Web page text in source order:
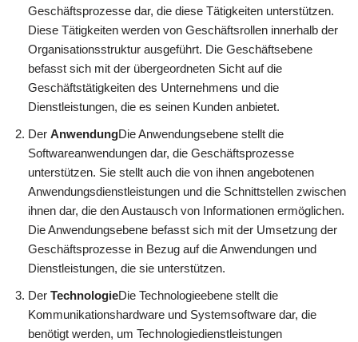
Geschäftsprozesse dar, die diese Tätigkeiten unterstützen.
Diese Tätigkeiten werden von Geschäftsrollen innerhalb der
Organisationsstruktur ausgeführt. Die Geschäftsebene
befasst sich mit der übergeordneten Sicht auf die
Geschäftstätigkeiten des Unternehmens und die
Dienstleistungen, die es seinen Kunden anbietet.
Der AnwendungDie Anwendungsebene stellt die
Softwareanwendungen dar, die Geschäftsprozesse
unterstützen. Sie stellt auch die von ihnen angebotenen
Anwendungsdienstleistungen und die Schnittstellen zwischen
ihnen dar, die den Austausch von Informationen ermöglichen.
Die Anwendungsebene befasst sich mit der Umsetzung der
Geschäftsprozesse in Bezug auf die Anwendungen und
Dienstleistungen, die sie unterstützen.
Der TechnologieDie Technologieebene stellt die
Kommunikationshardware und Systemsoftware dar, die
benötigt werden, um Technologiedienstleistungen